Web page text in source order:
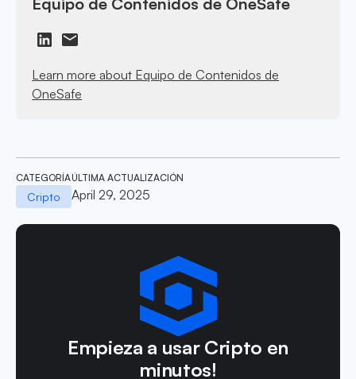
Learn more about Equipo de Contenidos de
OneSafe
CATEGORÍA
Cripto
ÚLTIMA ACTUALIZACIÓN
April 29, 2025
Empieza a usar Cripto en
minutos!